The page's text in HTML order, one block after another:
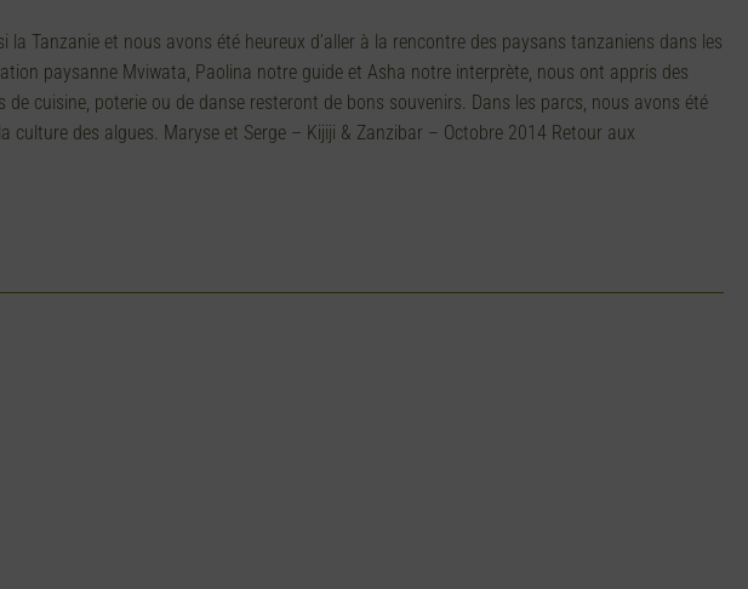
Tanzanie et nous avons été heureux d’aller à la rencontre des paysans tanzaniens dans les
paysanne Mviwata, Paolina notre guide et Asha notre interprète, nous ont appris des
cuisine, poterie ou de danse resteront de bons souvenirs. Dans les parcs, nous avons été
des algues. Maryse et Serge – Kijiji & Zanzibar – Octobre 2014 Retour aux